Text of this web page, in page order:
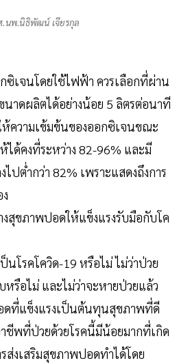
.นพ.นิธิพัฒน์ เจียรกุล
ซิเจนโดยใช้ไฟฟ้า ควรเลือกที่ผ่าน
นาดผลิตได้อย่างน้อย 5 ลิตรต่อนาที
ห้ความเข้มข้นของออกซิเจนขณะ
ได้คงที่ระหว่าง 82-96% และมี
ปต่ำกว่า 82% เพราะแสดงถึงการ
งสุขภาพปอดให้แข็งแรงรับมือกับโค
นโรคโควิด-19 หรือไม่ ไม่ว่าป่วย
รือไม่ และไม่ว่าจะหายป่วยแล้ว
ดที่แข็งแรงเป็นต้นทุนสุขภาพที่ดี
ชีพที่ป่วยด้วยโรคนี้มีน้อยมากที่เกิด
ส่งเสริมสุขภาพปอดทำได้โดย